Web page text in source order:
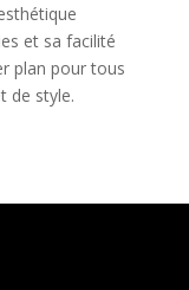
et sa facilité
plan pour tous
de style.